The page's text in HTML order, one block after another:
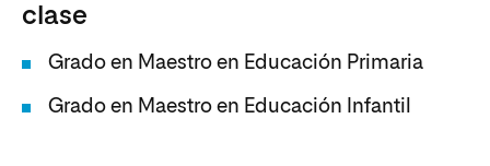
clase
Grado en Maestro en Educación Primaria
Grado en Maestro en Educación Infantil